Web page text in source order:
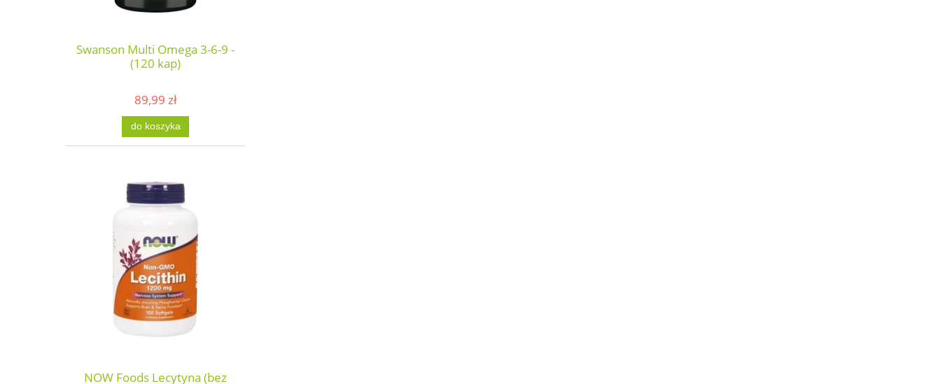
Swanson Multi Omega 3-6-9 -
(120 kap)
89,99 zł
do koszyka
NOW Foods Lecytyna (bez